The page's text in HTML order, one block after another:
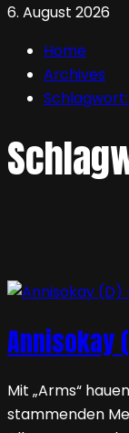
6. August 2026
Home
Archives
Schlagwort:
Annisokay
Mit „Arms“
stammenden